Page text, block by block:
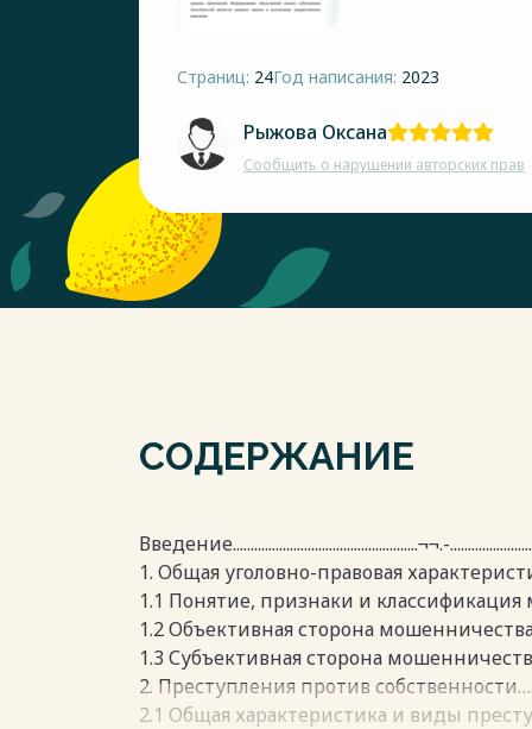
Страниц: 24Год написания: 2023
Рыжова Оксана
Сообщить о нарушении авторских прав
СОДЕРЖАНИЕ
Введение....................................................¬¬.-
1. Общая уголовно-правовая
1.1 Понятие, признаки и классификация
1.2 Объективная сторона
1.3 Субъективная сторона
2. Преступления против
2.1 Общая характеристика и виды